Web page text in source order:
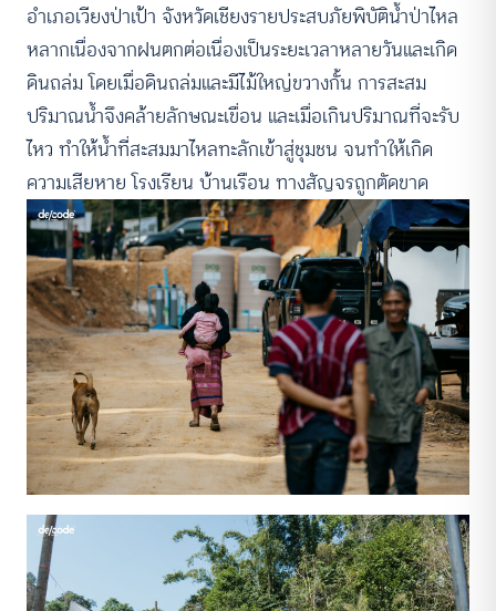
อำเภอเวียงป่าเป้า จังหวัดเชียงรายประสบภัยพิบัติน้ำป่าไหล
หลากเนื่องจากฝนตกต่อเนื่องเป็นระยะเวลาหลายวันและเกิด
ดินถล่ม โดยเมื่อดินถล่มและมีไม้ใหญ่ขวางกั้น การสะสม
ปริมาณน้ำจึงคล้ายลักษณะเขื่อน และเมื่อเกินปริมาณที่จะรับ
ไหว ทำให้น้ำที่สะสมมาไหลทะลักเข้าสู่ชุมชน จนทำให้เกิด
ความเสียหาย โรงเรียน บ้านเรือน ทางสัญจรถูกตัดขาด